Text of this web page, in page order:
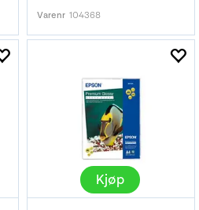
Varenr 104368
Kjøp